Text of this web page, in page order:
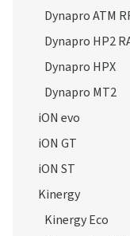
Dynapro ATM
Dynapro HP2
Dynapro HPX
Dynapro MT2
iON evo
iON GT
iON ST
Kinergy
Kinergy Eco